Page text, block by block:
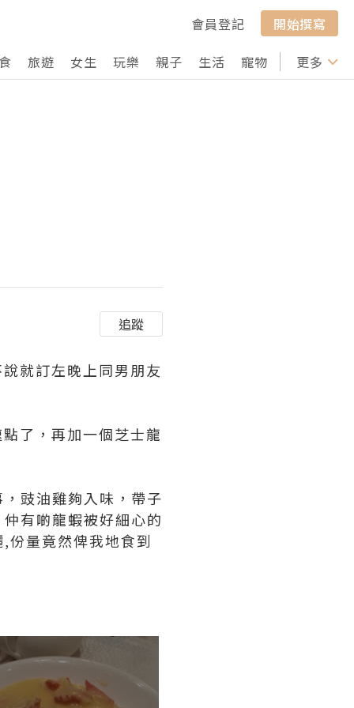
會員登記
開始撰寫
旅遊 女生 玩樂 親子 生活 寵物 行山 打卡
更多
追蹤
就訂左晚上同男朋友
了，再加一個芝士龍
豉油雞夠入味，帶子
有啲龍蝦被好細心的
,份量竟然俾我地食到